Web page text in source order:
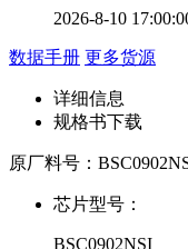
2026-8-10
数据手册 更多货源
详细信息
规格书下载
原厂料号：
芯片型号：
BSC0902NSI